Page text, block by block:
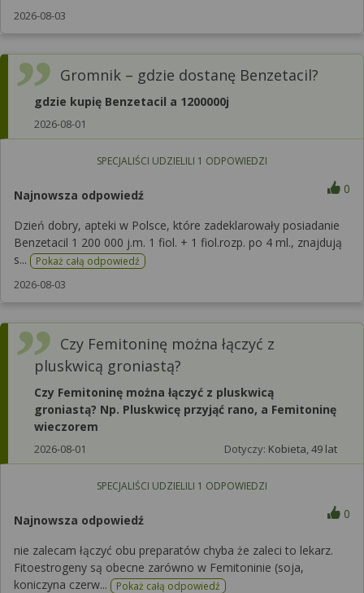
2026-08-03
Gromnik – gdzie dostanę Benzetacil?
gdzie kupię Benzetacil a 1200000j
2026-08-01
SPECJALIŚCI UDZIELILI 1 ODPOWIEDZI
Najnowsza odpowiedź 0
Dzień dobry, apteki w Polsce, które zadeklarowały posiadanie
Benzetacil 1 200 000 j.m. 1 fiol. + 1 fiol.rozp. po 4 ml., znajdują
s...
Pokaż całą odpowiedź
2026-08-03
Czy Femitoninę można łączyć z
pluskwicą groniastą?
Czy Femitoninę można łączyć z pluskwicą
groniastą? Np. Pluskwicę przyjąć rano, a Femitoninę
wieczorem
2026-08-01 Dotyczy: Kobieta, 49 lat
SPECJALIŚCI UDZIELILI 1 ODPOWIEDZI
Najnowsza odpowiedź 0
nie zalecam łączyć obu preparatów chyba że zaleci to lekarz.
Fitoestrogeny są obecne zarówno w Femitoninie (soja,
koniczyna czerw...
Pokaż całą odpowiedź